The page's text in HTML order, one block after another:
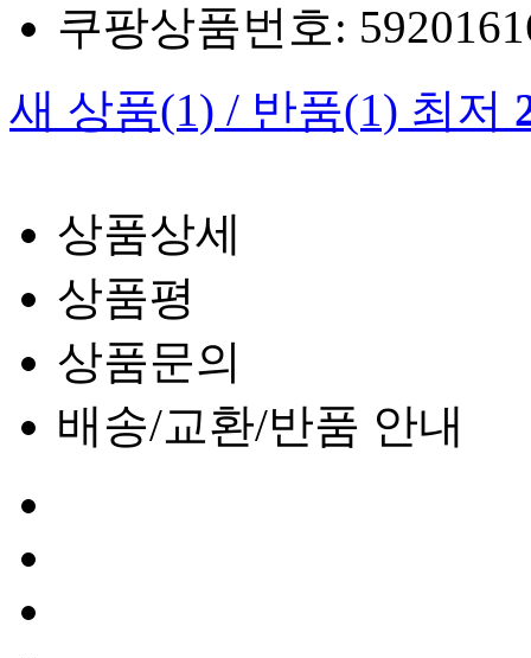
쿠팡상품번호:
새 상품(1) / 반품(1) 최저
상품상세
상품평
상품문의
배송/교환/반품 안내